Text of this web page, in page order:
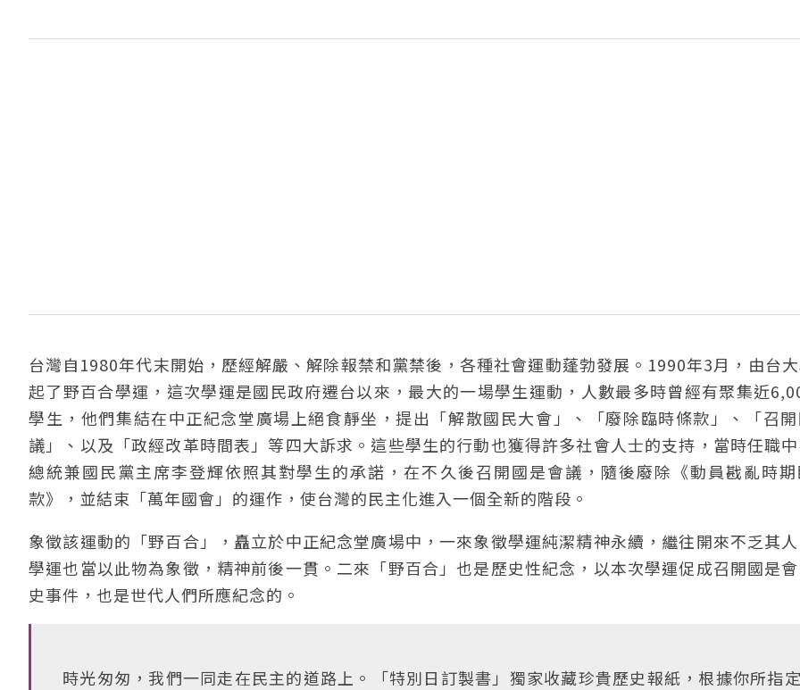
台灣自1980年代末開始，歷經解嚴、解除報禁和黨禁後，各種社會運動蓬勃發展。1990年3月，由台
起了野百合學運，這次學運是國民政府遷台以來，最大的一場學生運動，人數最多時曾經有聚集近
學生，他們集結在中正紀念堂廣場上絕食靜坐，提出「解散國民大會」、「廢除臨時條款」、「召
議」、以及「政經改革時間表」等四大訴求。這些學生的行動也獲得許多社會人士的支持，當時任職
總統兼國民黨主席李登輝依照其對學生的承諾，在不久後召開國是會議，隨後廢除《動員戡亂時
款》，並結束「萬年國會」的運作，使台灣的民主化進入一個全新的階段。
象徵該運動的「野百合」，矗立於中正紀念堂廣場中，一來象徵學運純潔精神永續，繼往開來不乏其
學運也當以此物為象徵，精神前後一貫。二來「野百合」也是歷史性紀念，以本次學運促成召開國是
史事件，也是世代人們所應紀念的。
時光匆匆，我們一同走在民主的道路上。「特別日訂製書」獨家收藏珍貴歷史報紙，根據你所指